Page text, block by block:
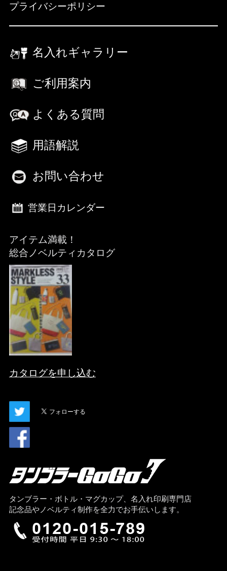
プライバシーポリシー
名入れギャラリー
ご利用案内
よくある質問
用語解説
お問い合わせ
営業日カレンダー
アイテム満載！
総合ノベルティカタログ
カタログを申し込む
タンブラー・ボトル・マグカップ、名入れ印刷専門店
記念品やノベルティ制作を全力でお手伝いします。